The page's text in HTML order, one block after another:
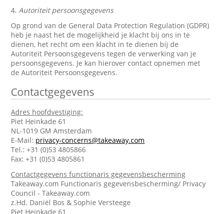
4.Autoriteit persoonsgegevens
Op grond van de General Data Protection Regulation (GDPR)
heb je naast het de mogelijkheid je klacht bij ons in te
dienen, het recht om een klacht in te dienen bij de
Autoriteit Persoonsgegevens tegen de verwerking van je
persoonsgegevens. Je kan hierover contact opnemen met
de Autoriteit Persoonsgegevens.
Contactgegevens
Adres hoofdvestiging:
Piet Heinkade 61
NL-1019 GM Amsterdam
E-Mail: privacy-concerns@takeaway.com
Tel.: +31 (0)53 4805866
Fax: +31 (0)53 4805861
Contactgegevens functionaris gegevensbescherming
Takeaway.com Functionaris gegevensbescherming/ Privacy
Council - Takeaway.com
z.Hd. Daniël Bos & Sophie Versteege
Piet Heinkade 61